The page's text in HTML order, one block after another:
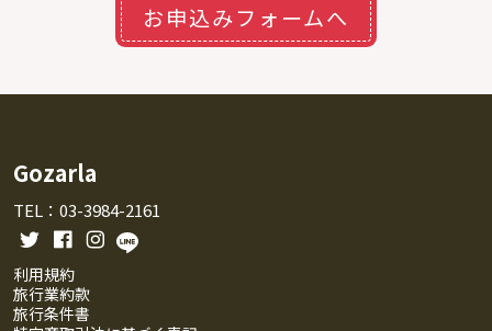
お申込みフォームへ
Gozarla
TEL：03-3984-2161
利用規約
旅行業約款
旅行条件書